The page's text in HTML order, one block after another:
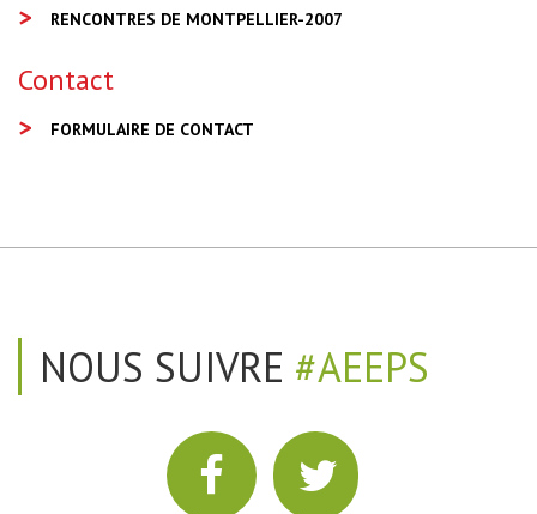
RENCONTRES DE MONTPELLIER-2007
Contact
FORMULAIRE DE CONTACT
NOUS SUIVRE #AEEPS